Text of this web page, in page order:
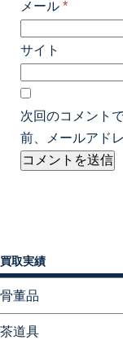
メール *
サイト
次回のコメント
前、メールアド
買取実績
骨董品
茶道具